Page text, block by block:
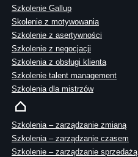
Szkolenie Gallup
Skolenie z motywowania
Szkolenie z asertywności
Szkolenie z negocjacji
Szkolenia z obsługi klienta
Szkolenie talent management
Szkolenia dla mistrzów
Szkolenia – zarządzanie zmianą
Szkolenia – zarządzanie czasem
Szkolenie – zarządzanie sprzedażą